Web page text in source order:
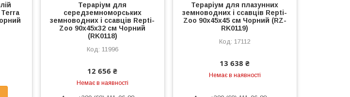
Terra
Тераріум для
середземноморських
земноводних і ссавців Repti-
Zoo 90x45x32 см Чорний
(RK0118)
11996
12 656 ₴
Немає в наявності
Тераріум для плазунних
земноводних і ссавців Repti-
Zoo 90x45x45 см Чорний (RZ-
RK0119)
17112
13 638 ₴
Немає в наявності